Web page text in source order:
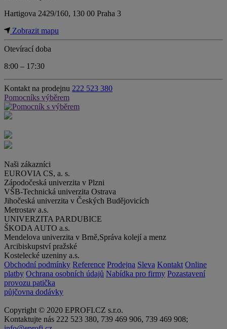
Hartigova 2429/160, 130 00 Praha 3
Zobrazit mapu
Otevírací doba
8:00 – 17:30
Kontakt na prodejnu 222 523 380
Pomocníks výběrem
Naši zákazníci
EUROVIA CS, a. s.
Zápodočeská univerzita v Plzni
VŠB-Technická univerzita Ostrava
Jihočeská univerzita v Českých Budějovicích
Metrostav a.s.
UNIVERZITA PARDUBICE
ŠKODA AUTO a.s.
Mendelova univerzita v Brně,Správa kolejí a menz
Arcibiskupství pražské
Kostelecké uzeniny a.s.
Obchodní podmínky Reference Prodejna Sleva Kontakt Online
platby Ochrana osobních údajů Nabídka pro firmy Pozastavení
provozu patička
půjčovna dodávky
Copyright © 2020 EPROFI.CZ s.r.o.
Kontaktujte nás 222 523 380, 739 469 906, 739 469 908;